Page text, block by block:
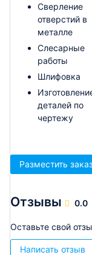
Сверление
отверстий в
металле
Слесарные
работы
Шлифовка
деталей по
чертежу
Разместить
Отзывы 0.0
Оставьте свой
Написать отзыв